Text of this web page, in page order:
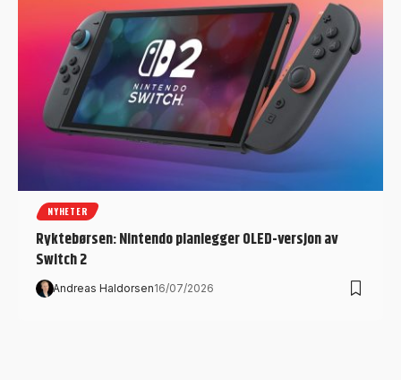
NYHETER
Ryktebørsen: Nintendo planlegger OLED-versjon av
Switch 2
Andreas Haldorsen16/07/2026